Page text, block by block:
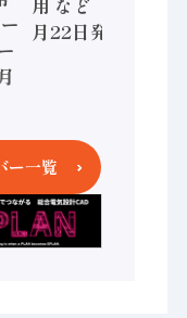
月22日発行）
ー一覧